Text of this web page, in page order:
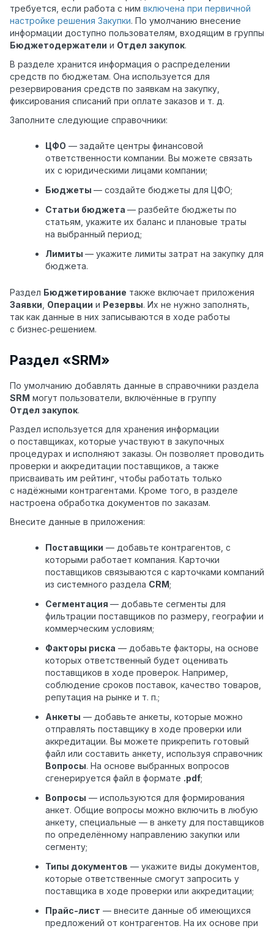
требуется, если работа с ним включена при первичной
настройке решения Закупки. По умолчанию внесение
информации доступно пользователям, входящим в группы
Бюджетодержатели и Отдел закупок.
В разделе хранится информация о распределении
средств по бюджетам. Она используется для
резервирования средств по заявкам на закупку,
фиксирования списаний при оплате заказов и т. д.
Заполните следующие справочники:
ЦФО — задайте центры финансовой
ответственности компании. Вы можете связать
их с юридическими лицами компании;
Бюджеты — создайте бюджеты для ЦФО;
Статьи бюджета — разбейте бюджеты по
статьям, укажите их баланс и плановые траты
на выбранный период;
Лимиты — укажите лимиты затрат на закупку для
бюджета.
Раздел Бюджетирование также включает приложения
Заявки Операции и Резервы. Их не нужно заполнять,
так как данные в них записываются в ходе работы
с бизнес‑решением.
Раздел «SRM»
По умолчанию добавлять данные в справочники раздела
SRM могут пользователи, включённые в группу
Отдел закупок.
Раздел используется для хранения информации
о поставщиках, которые участвуют в закупочных
процедурах и исполняют заказы. Он позволяет проводить
проверки и аккредитации поставщиков, а также
присваивать им рейтинг, чтобы работать только
с надёжными контрагентами. Кроме того, в разделе
настроена обработка документов по заказам.
Внесите данные в приложения:
Поставщики — добавьте контрагентов, с
которыми работает компания. Карточки
поставщиков связываются с карточками компаний
из системного раздела CRM;
Сегментация — добавьте сегменты для
фильтрации поставщиков по размеру, географии и
коммерческим условиям;
Факторы риска — добавьте факторы, на основе
которых ответственный будет оценивать
поставщиков в ходе проверок. Например,
соблюдение сроков поставок, качество товаров,
репутация на рынке и т. п.;
Анкеты — добавьте анкеты, которые можно
отправлять поставщику в ходе проверки или
аккредитации. Вы можете прикрепить готовый
файл или составить анкету, используя справочник
Вопросы. На основе выбранных вопросов
сгенерируется файл в формате .pdf;
Вопросы — используются для формирования
анкет. Общие вопросы можно включить в любую
анкету, специальные — в анкету для поставщиков
по определённому направлению закупки или
сегменту;
Типы документов — укажите виды документов,
которые ответственные смогут запросить у
поставщика в ходе проверки или аккредитации;
Прайс-лист — внесите данные об имеющихся
предложений от контрагентов. На их основе при